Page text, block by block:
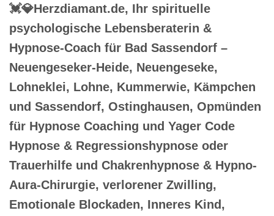
💓️💎Herzdiamant.de, Ihr spirituelle
psychologische Lebensberaterin &
Hypnose-Coach für Bad Sassendorf –
Neuengeseker-Heide, Neuengeseke,
Lohneklei, Lohne, Kummerwie, Kämpchen
und Sassendorf, Ostinghausen, Opmünden
für Hypnose Coaching und Yager Code
Hypnose & Regressionshypnose oder
Trauerhilfe und Chakrenhypnose & Hypno-
Aura-Chirurgie, verlorener Zwilling,
Emotionale Blockaden, Inneres Kind,